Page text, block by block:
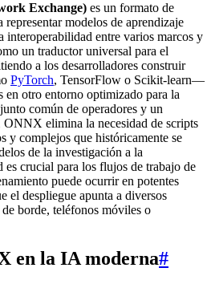
Exchange) es un formato de
modelos de aprendizaje
interoperabilidad entre varios marcos y
un traductor universal para el
a los desarrolladores construir
PyTorch, TensorFlow o Scikit-learn—
en otro entorno optimizado para la
común de operadores y un
ONNX elimina la necesidad de scripts
y complejos que históricamente se
de la investigación a la
crucial para los flujos de trabajo de
puede ocurrir en potentes
el despliegue apunta a diversos
borde, teléfonos móviles o
en la IA moderna#